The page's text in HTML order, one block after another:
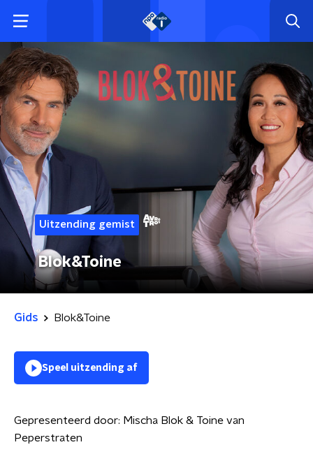
Uitzending gemist
Blok&Toine
Gids Blok&Toine
Speel uitzending af
Gepresenteerd door: Mischa Blok & Toine van
Peperstraten